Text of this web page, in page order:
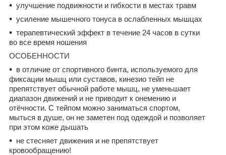
улучшение подвижности и гибкости в местах травм
усиление мышечного тонуса в ослабленных мышцах
терапевтический эффект в течение 24 часов в сутки
во все время ношения
ОСОБЕННОСТИ
в отличие от спортивного бинта, используемого для
фиксации мышц или суставов, кинезио тейп не
препятствует обычной работе мышц, не уменьшает
диапазон движений и не приводит к онемению и
отёчности. С тейпом можно заниматься спортом,
мыться в душе, он не заметен под одеждой и позволяет
при этом коже дышать
не стесняет движения и не препятствует
кровообращению!